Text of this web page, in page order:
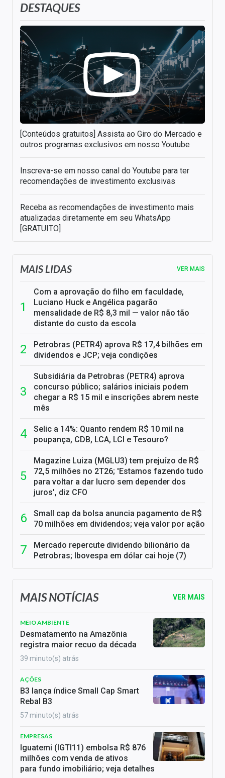
DESTAQUES
[Conteúdos gratuitos] Assista ao Giro do Mercado e
outros programas exclusivos em nosso Youtube
Inscreva-se em nosso canal do Youtube para ter
recomendações de investimento exclusivas
Receba as recomendações de investimento mais
atualizadas diretamente em seu WhatsApp
[GRATUITO]
MAIS LIDAS VER MAIS
Com a aprovação do filho em faculdade,
Luciano Huck e Angélica pagarão
mensalidade de R$ 8,3 mil — valor não tão
distante do custo da escola
Petrobras (PETR4) aprova R$ 17,4 bilhões em
dividendos e JCP; veja condições
Subsidiária da Petrobras (PETR4) aprova
concurso público; salários iniciais podem
chegar a R$ 15 mil e inscrições abrem neste
mês
Selic a 14%: Quanto rendem R$ 10 mil na
poupança, CDB, LCA, LCI e Tesouro?
Magazine Luiza (MGLU3) tem prejuízo de R$
72,5 milhões no 2T26; 'Estamos fazendo tudo
para voltar a dar lucro sem depender dos
juros', diz CFO
Small cap da bolsa anuncia pagamento de R$
70 milhões em dividendos; veja valor por ação
Mercado repercute dividendo bilionário da
Petrobras; Ibovespa em dólar cai hoje (7)
MAIS NOTÍCIAS VER MAIS
MEIO AMBIENTE
Desmatamento na Amazônia
registra maior recuo da década
39 minuto(s) atrás
AÇÕES
B3 lança índice Small Cap Smart
Rebal B3
57 minuto(s) atrás
EMPRESAS
Iguatemi (IGTI11) embolsa R$ 876
milhões com venda de ativos
para fundo imobiliário; veja detalhes